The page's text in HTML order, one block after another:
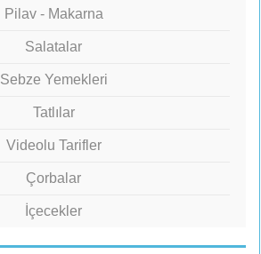
Pilav - Makarna
Salatalar
Sebze Yemekleri
Tatlılar
Videolu Tarifler
Çorbalar
İçecekler